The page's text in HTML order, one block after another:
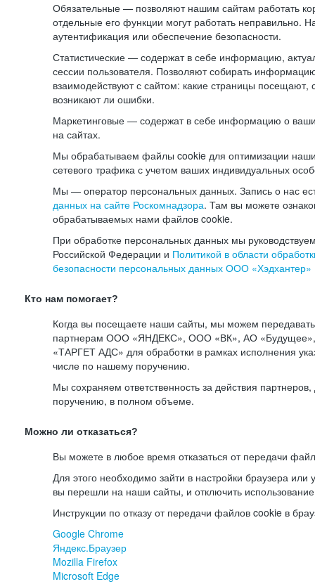
Обязательные — позволяют нашим сайтам работать
отдельные его функции могут работать неправильно.
аутентификация или обеспечение безопасности.
Статистические — содержат в себе информацию,
сессии пользователя. Позволяют собирать
взаимодействуют с сайтом: какие страницы посещают,
возникают ли ошибки.
Маркетинговые — содержат в себе информацию о
на сайтах.
Мы обрабатываем файлы cookie для оптимизации
сетевого трафика с учетом ваших индивидуальных
Мы — оператор персональных данных. Запись о нас
данных на сайте Роскомнадзора. Там вы можете
обрабатываемых нами файлов cookie.
При обработке персональных данных мы
Российской Федерации и Политикой в области
безопасности персональных данных ООО «Хэдхантер»
Кто нам помогает?
Когда вы посещаете наши сайты, мы можем
партнерам ООО «ЯНДЕКС», ООО «ВК», АО
«ТАРГЕТ АДС» для обработки в рамках исполнения
числе по нашему поручению.
Мы сохраняем ответственность за действия
поручению, в полном объеме.
Можно ли отказаться?
Вы можете в любое время отказаться от передачи
Для этого необходимо зайти в настройки браузера или
вы перешли на наши сайты, и отключить
Инструкции по отказу от передачи файлов cookie в
Google Chrome
Яндекс.Браузер
Mozilla Firefox
Microsoft Edge